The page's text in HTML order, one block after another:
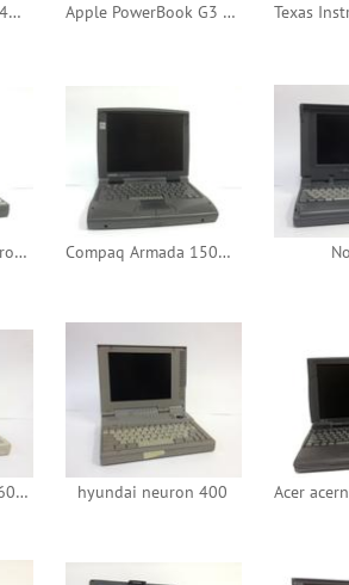
apple powerbook 3400c Apple PowerBook G3 bronze keyboard
Compaq contura aero 4/25c Compaq Armada 1500C
compaq armada 7360dt hyundai neuron 400